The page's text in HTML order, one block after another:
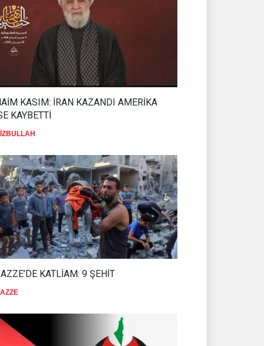
GAZZE BARIŞ KONSEYİ'NİN BİR
İHANETİ DAHA ORTAYA ÇIKTI
DİRENİŞ CEPHESİ
KASIM: İRAN KAZANDI AMERİKA
KAYBETTİ
KATLİAM: 9 ŞEHİT